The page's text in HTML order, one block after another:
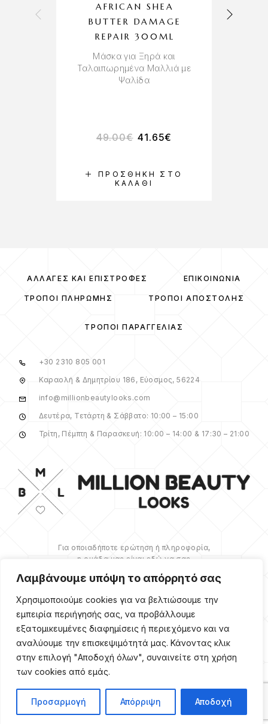
Λαμβάνουμε υπόψη το απόρρητό σας
Χρησιμοποιούμε cookies για να βελτιώσουμε την
εμπειρία περιήγησής σας, να προβάλλουμε
εξατομικευμένες διαφημίσεις ή περιεχόμενο και να
αναλύουμε την επισκεψιμότητά μας. Κάνοντας κλικ
στην επιλογή "Αποδοχή όλων", συναινείτε στη χρήση
των cookies από εμάς.
Προσαρμογή Απόρριψη Αποδοχή
ΠΡΟΣΘΉΚΗ ΣΤΟ
ΚΑΛΆΘΙ
AFRICAN SHEA
BUTTER DAMAGE
REPAIR 300ML
Μάσκα για Ξηρά και
Ταλαιπωρημένα Μαλλιά με
Ψαλίδα
49.00€ 41.65€
ΑΛΛΑΓΈΣ ΚΑΙ ΕΠΙΣΤΡΟΦΈΣ ΕΠΙΚΟΙΝΩΝΊΑ
ΤΡΌΠΟΙ ΠΛΗΡΩΜΉΣ ΤΡΌΠΟΙ ΑΠΟΣΤΟΛΉΣ
ΤΡΌΠΟΙ ΠΑΡΑΓΓΕΛΊΑΣ
+30 2310 805 001
Καραολή & Δημητρίου 186, Εύοσμος, 56224
info@millionbeautylooks.com
Δευτέρα, Τετάρτη & Σάββατο: 10:00 – 15:00
Τρίτη, Πέμπτη & Παρασκευή: 10:00 – 14:00 & 17:30 – 21:00
Για οποιαδήποτε ερώτηση ή πληροφορία,
η ομάδα μας είναι εδώ να σας
βοηθήσουμε.
ΠΕΡΙΣΣΌΤΕΡΑ
Copyright ©2026Million
Reserved. Κατασκευή
Webgrams